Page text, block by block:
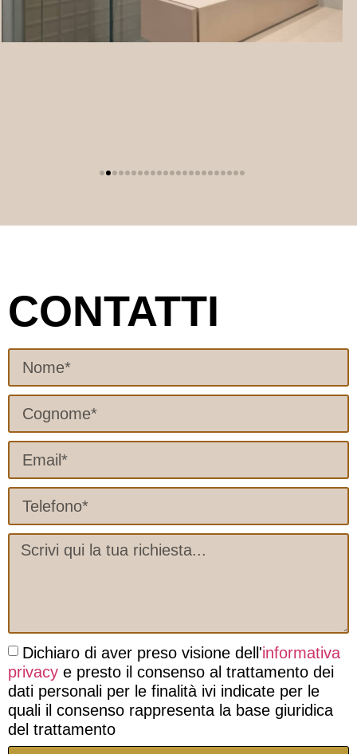
CONTATTI
Dichiaro di aver preso visione dell'informativa
privacy e presto il consenso al trattamento dei
dati personali per le finalità ivi indicate per le
quali il consenso rappresenta la base giuridica
del trattamento